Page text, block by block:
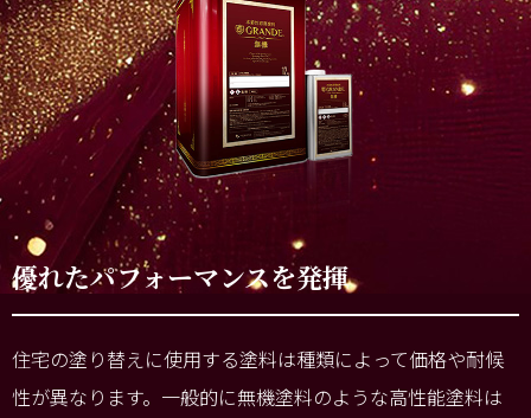
優れたパフォーマンスを発揮
住宅の塗り替えに使用する塗料は種類によって価格や耐候
性が異なります。一般的に無機塗料のような高性能塗料は